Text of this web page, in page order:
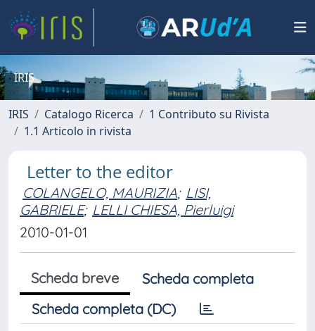
IRIS
IRIS Catalogo Ricerca
1 Contributo su Rivista
1.1 Articolo in rivista
Letter to the editor
COLANGELO, MAURIZIA; LISI,
GABRIELE; LELLI CHIESA, Pierluigi
2010-01-01
Scheda breve
Scheda completa
Scheda completa (DC)